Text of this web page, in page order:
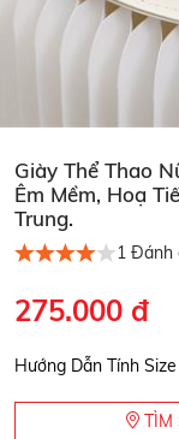
Giày Thể Thao
Êm Mềm, Hoạ
Trung.
1 Đánh
275.000 đ
Hướng Dẫn Tính Size
TÌM